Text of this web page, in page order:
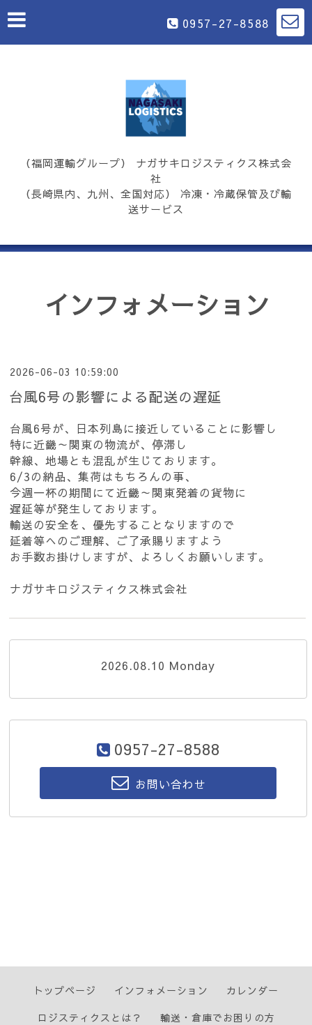
0957-27-8588
（福岡運輸グループ） ナガサキロジスティクス株式会
社
（長崎県内、九州、全国対応） 冷凍・冷蔵保管及び輸
送サービス
インフォメーション
2026-06-03 10:59:00
台風6号の影響による配送の遅延
台風6号が、日本列島に接近していることに影響し
特に近畿～関東の物流が、停滞し
幹線、地場とも混乱が生じております。
6/3の納品、集荷はもちろんの事、
今週一杯の期間にて近畿～関東発着の貨物に
遅延等が発生しております。
輸送の安全を、優先することなりますので
延着等へのご理解、ご了承賜りますよう
お手数お掛けしますが、よろしくお願いします。
ナガサキロジスティクス株式会社
2026.08.10 Monday
0957-27-8588
お問い合わせ
トップページ インフォメーション
カレンダー
ロジスティクスとは？
輸送・倉庫でお困りの方